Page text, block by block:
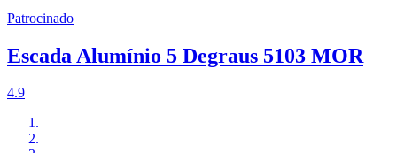
Patrocinado
Escada Alumínio 5 Degraus 5103 MOR
4.9